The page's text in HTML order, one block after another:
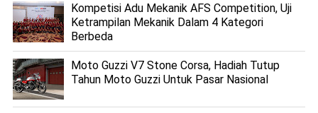
Kompetisi Adu Mekanik AFS Competition, Uji
Ketrampilan Mekanik Dalam 4 Kategori
Berbeda
Moto Guzzi V7 Stone Corsa, Hadiah Tutup
Tahun Moto Guzzi Untuk Pasar Nasional